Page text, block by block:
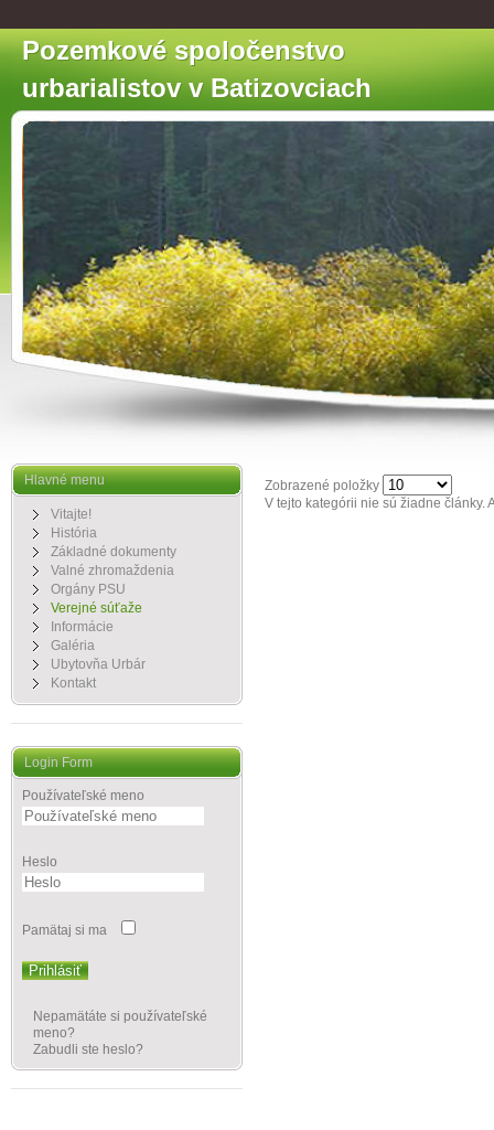
Pozemkové spoločenstvo
urbarialistov v Batizovciach
Hlavné menu
Vitajte!
História
Základné dokumenty
Valné zhromaždenia
Orgány PSU
Verejné súťaže
Informácie
Galéria
Ubytovňa Urbár
Kontakt
Login Form
Používateľské meno
Heslo
Pamätaj si ma
Prihlásiť
Nepamätáte si používateľské
meno?
Zabudli ste heslo?
Zobrazené položky
V tejto kategórii nie sú žiadne články.